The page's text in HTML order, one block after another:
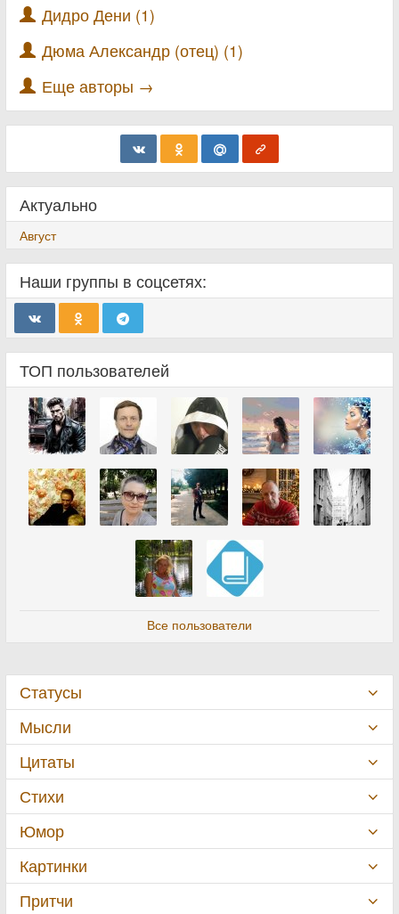
Дидро Дени (1)
Дюма Александр (отец) (1)
Еще авторы →
Актуально
Август
Наши группы в соцсетях:
ТОП пользователей
Все пользователи
Статусы
Мысли
Цитаты
Стихи
Юмор
Картинки
Притчи